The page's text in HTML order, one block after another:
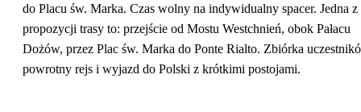
do Placu św. Marka. Czas wolny na indywidualny spacer. Jedna z
propozycji trasy to: przejście od Mostu Westchnień, obok Pałacu
Dożów, przez Plac św. Marka do Ponte Rialto. Zbiórka
powrotny rejs i wyjazd do Polski z krótkimi postojami.